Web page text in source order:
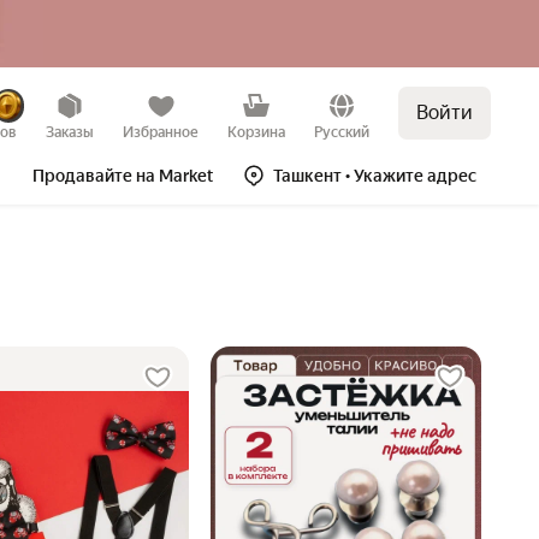
Заказы Избранное Корзина Русский
Войти
Продавайте на Market Ташкент• Укажите адрес